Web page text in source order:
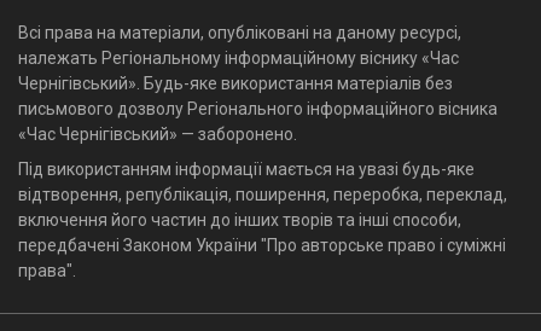
Всі права на матеріали, опубліковані на даному ресурсі,
належать Регіональному інформаційному віснику «Час
Чернігівський». Будь-яке використання матеріалів без
письмового дозволу Регіонального інформаційного вісника
«Час Чернігівський» — заборонено.
Під використанням інформації мається на увазі будь-яке
відтворення, републікація, поширення, переробка, переклад,
включення його частин до інших творів та інші способи,
передбачені Законом України "Про авторське право і суміжні
права".